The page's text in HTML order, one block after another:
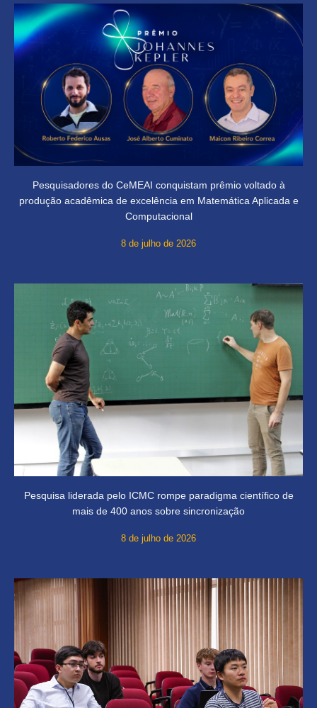
Pesquisadores do CeMEAI conquistam prêmio voltado à
produção acadêmica de excelência em Matemática Aplicada e
Computacional
8 de julho de 2026
Pesquisa liderada pelo ICMC rompe paradigma científico de
mais de 400 anos sobre sincronização
8 de julho de 2026